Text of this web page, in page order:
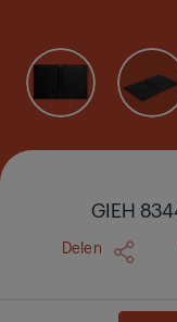
GIEH
Delen